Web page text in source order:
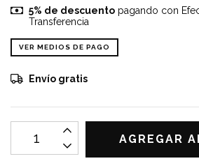
5% de descuentopagando con
Transferencia
VER MEDIOS DE PAGO
Envío gratis